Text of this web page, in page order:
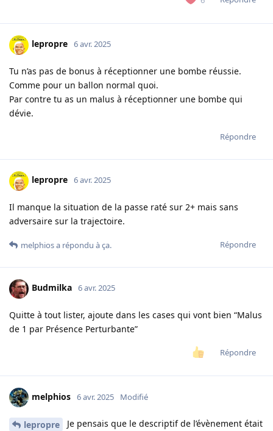
lepropre 6 avr. 2025
Tu n’as pas de bonus à réceptionner une bombe réussie.
Comme pour un ballon normal quoi.
Par contre tu as un malus à réceptionner une bombe qui
dévie.
Répondre
lepropre 6 avr. 2025
Il manque la situation de la passe raté sur 2+ mais sans
adversaire sur la trajectoire.
Répondre
melphiosa répondu à ça.
Budmilka 6 avr. 2025
Quitte à tout lister, ajoute dans les cases qui vont bien “Malus
de 1 par Présence Perturbante”
Répondre
melphios 6 avr. 2025 Modifié
lepropre
Je pensais que le descriptif de l’évènement était